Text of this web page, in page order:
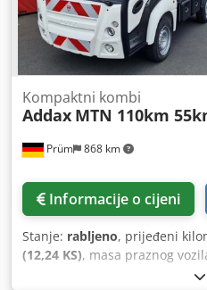
Prüm 868 km
Kompaktni kombi
Addax MTN 110km
Informacije o cijeni
Stanje: rabljeno, prijeđeni
(12,24 KS), masa praznog